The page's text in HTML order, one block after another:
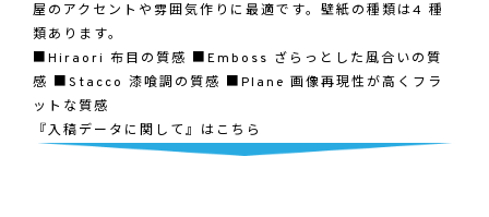
屋のアクセントや雰囲気作りに最適です。壁紙の種類は4 種
類あります。
■Hiraori 布目の質感 ■Emboss ざらっとした風合いの質
感 ■Stacco 漆喰調の質感 ■Plane 画像再現性が高くフラ
ットな質感
『入稿データに関して』はこちら